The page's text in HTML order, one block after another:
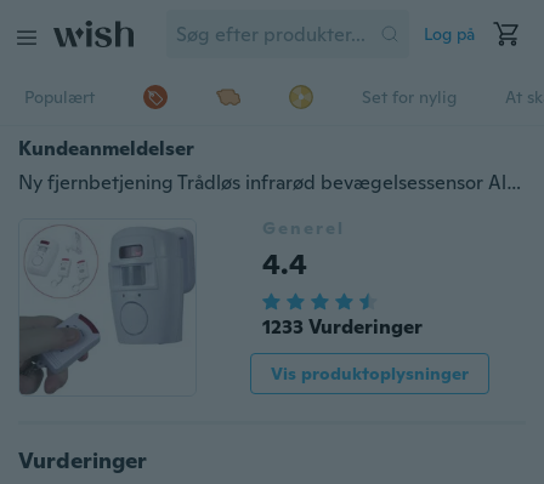
Log på
Populært Set for nylig At
Kundeanmeldelser
Ny fjernbetjening Trådløs infrarød bevægelsessensor Alarmsikkerhed Hjemmesystem AP Hvid
Generel
4.4
1233 Vurderinger
Vis produktoplysninger
Vurderinger